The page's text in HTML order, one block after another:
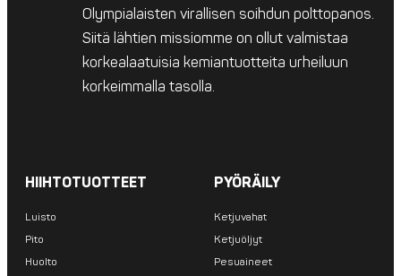
Olympialaisten virallisen soihdun polttopanos.
Siitä lähtien missiomme on ollut valmistaa
korkealaatuisia kemiantuotteita urheiluun
korkeimmalla tasolla.
HIIHTOTUOTTEET
Luisto
Pito
Huolto
PYÖRÄILY
Ketjuvahat
Ketjuöljyt
Pesuaineet